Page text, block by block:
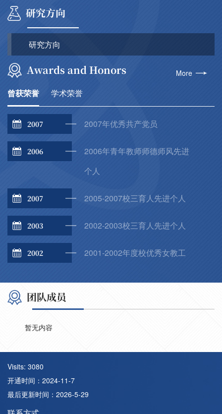
研究方向
研究方向
Awards and Honors
曾获荣誉 学术荣誉
2007 2007年优秀共产党员
2006
2006年青年教师师德师风先进
个人
2007 2005-2007校三育人先进个人
2003 2002-2003校三育人先进个人
2002 2001-2002年度校优秀女教工
More
团队成员
暂无内容
Visits: 3080
开通时间： 2024-11-7
最后更新时间： 2026-5-29